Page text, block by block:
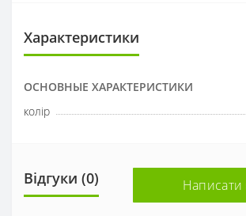
Характеристики
ОСНОВНЫЕ ХАРАКТЕРИСТИКИ
колір
Відгуки (0) Написати